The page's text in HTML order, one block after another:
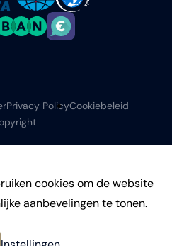
cookies om de website
aanbevelingen te tonen.
Privacy PolicyCookiebeleid
©2026